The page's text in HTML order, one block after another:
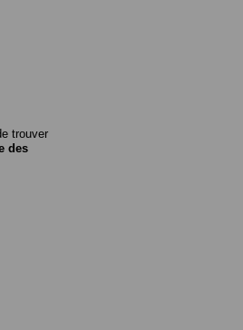
trouver
des